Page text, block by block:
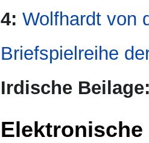
4: Wolfhardt von
Briefspielreihe
Irdische
Elektronische